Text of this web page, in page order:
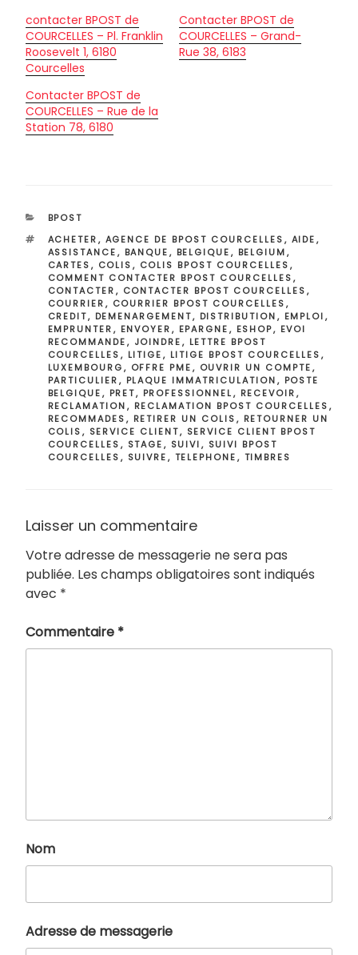
contacter BPOST de
COURCELLES – Pl. Franklin
Roosevelt 1, 6180
Courcelles
Contacter BPOST de
COURCELLES – Grand-
Rue 38, 6183
Contacter BPOST de
COURCELLES – Rue de la
Station 78, 6180
CATÉGORIES
BPOST
ÉTIQUETTES
ACHETER, AGENCE DE BPOST COURCELLES, AIDE,
ASSISTANCE, BANQUE, BELGIQUE, BELGIUM,
CARTES, COLIS, COLIS BPOST COURCELLES,
COMMENT CONTACTER BPOST COURCELLES,
CONTACTER, CONTACTER BPOST COURCELLES,
COURRIER, COURRIER BPOST COURCELLES,
CREDIT, DEMENARGEMENT, DISTRIBUTION, EMPLOI,
EMPRUNTER, ENVOYER, EPARGNE, ESHOP, EVOI
RECOMMANDE, JOINDRE, LETTRE BPOST
COURCELLES, LITIGE, LITIGE BPOST COURCELLES,
LUXEMBOURG, OFFRE PME, OUVRIR UN COMPTE,
PARTICULIER, PLAQUE IMMATRICULATION, POSTE
BELGIQUE, PRET, PROFESSIONNEL, RECEVOIR,
RECLAMATION, RECLAMATION BPOST COURCELLES,
RECOMMADES, RETIRER UN COLIS, RETOURNER UN
COLIS, SERVICE CLIENT, SERVICE CLIENT BPOST
COURCELLES, STAGE, SUIVI, SUIVI BPOST
COURCELLES, SUIVRE, TELEPHONE, TIMBRES
Laisser un commentaire
Votre adresse de messagerie ne sera pas
publiée. Les champs obligatoires sont indiqués
avec *
Commentaire *
Nom
Adresse de messagerie